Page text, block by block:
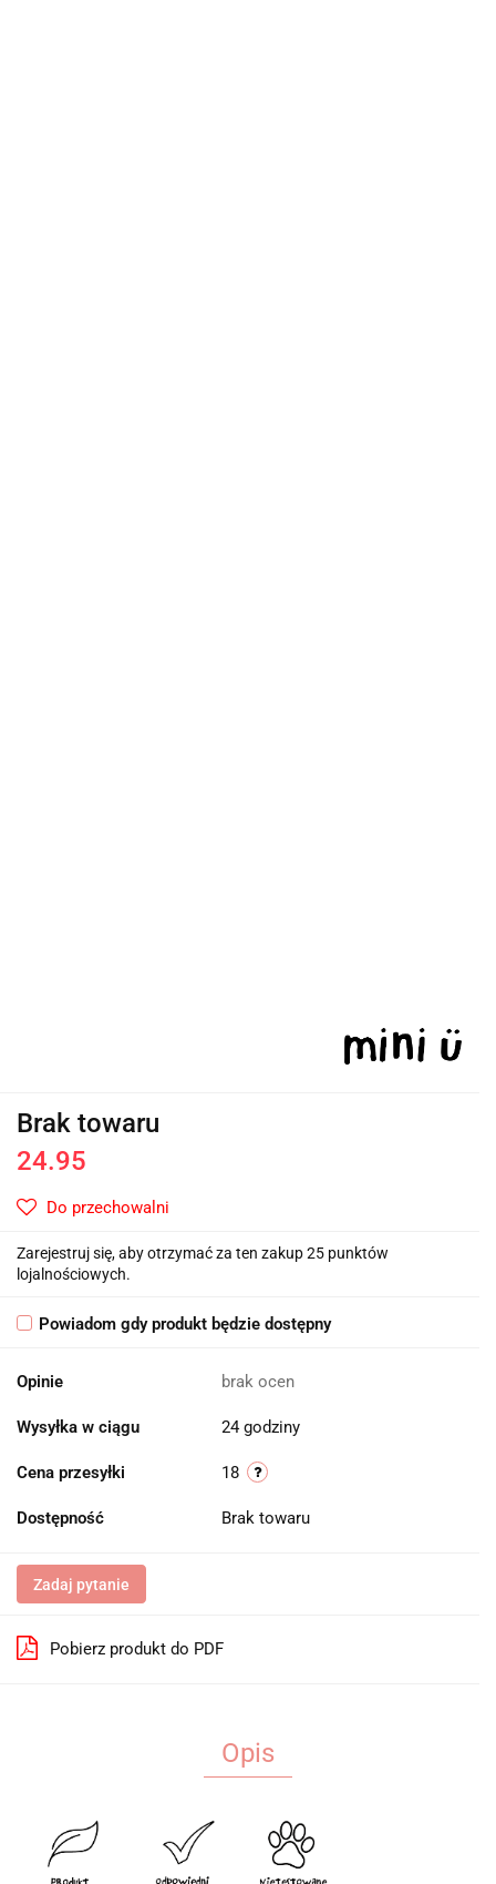
Brak towaru
24.95
Do przechowalni
Zarejestruj się, aby otrzymać za ten zakup 25 punktów
lojalnościowych.
Powiadom gdy produkt będzie dostępny
Opinie brak ocen
Wysyłka w ciągu 24 godziny
Cena przesyłki 18
Dostępność Brak towaru
Zadaj pytanie
Pobierz produkt do PDF
Opis